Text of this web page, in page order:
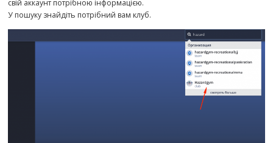
свій аккаунт потрібною інформацією.
У пошуку знайдіть потрібний вам клуб.